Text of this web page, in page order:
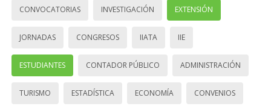
CONVOCATORIAS INVESTIGACIÓN EXTENSIÓN
JORNADAS CONGRESOS IIATA IIE
ESTUDIANTES CONTADOR PÚBLICO ADMINISTRACIÓN
TURISMO ESTADÍSTICA ECONOMÍA CONVENIOS